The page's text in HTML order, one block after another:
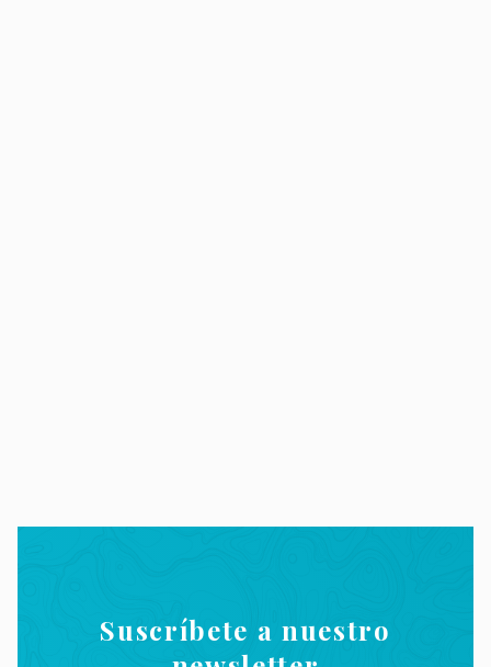
Suscríbete a nuestro